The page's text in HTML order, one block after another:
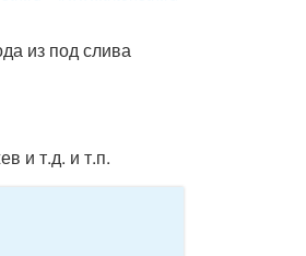
из под слива
и т.д. и т.п.